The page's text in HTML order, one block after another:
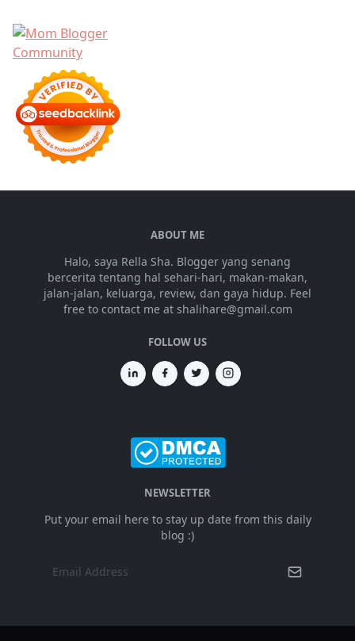
ABOUT ME
Halo, saya Rella Sha. Blogger yang senang
bercerita tentang hal sehari-hari, makan-makan,
jalan-jalan, keluarga, review, dan gaya hidup. Feel
free to contact me at shalihare@gmail.com
FOLLOW US
NEWSLETTER
Put your email here to stay up date from this daily
blog :)